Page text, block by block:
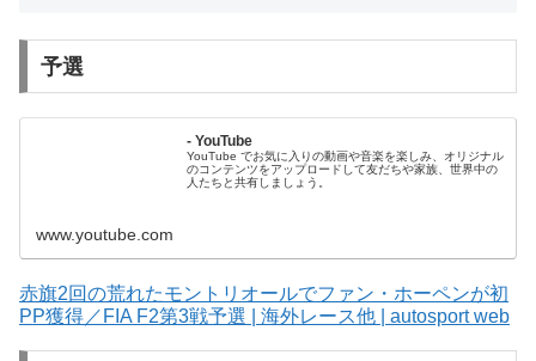
予選
- YouTube
YouTube でお気に入りの動画や音楽を楽しみ、オリジナル
のコンテンツをアップロードして友だちや家族、世界中の
人たちと共有しましょう。
www.youtube.com
赤旗2回の荒れたモントリオールでファン・ホーペンが初
PP獲得／FIA F2第3戦予選 | 海外レース他 | autosport web